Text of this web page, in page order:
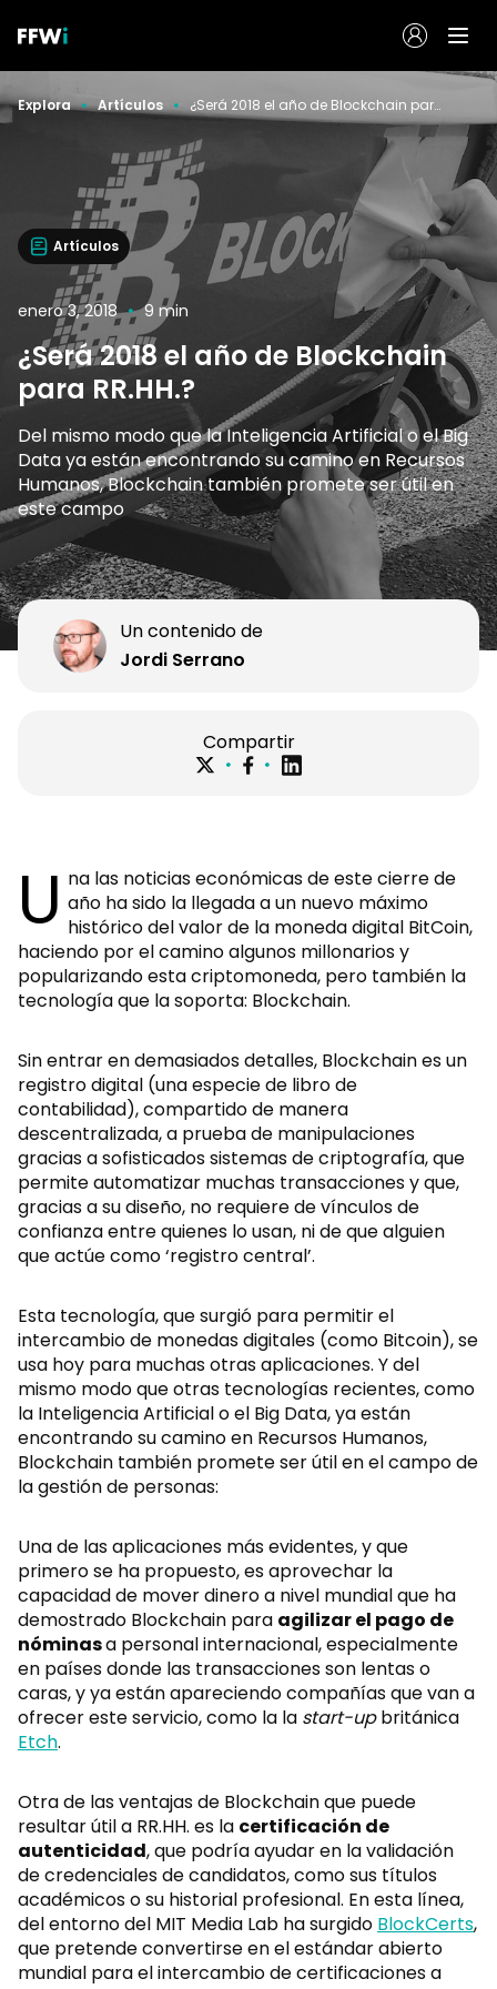
Explora Artículos ¿Será 2018 el año de Blockchain para RR.HH.?
Artículos
enero 3, 2018 9 min
¿Será 2018 el año de Blockchain
para RR.HH.?
Del mismo modo que la Inteligencia Artificial o el Big
Data ya están encontrando su camino en Recursos
Humanos, Blockchain también promete ser útil en
este campo
Un contenido de
Jordi Serrano
Compartir
U na las noticias económicas de este cierre de
año ha sido la llegada a un nuevo máximo
histórico del valor de la moneda digital BitCoin,
haciendo por el camino algunos millonarios y
popularizando esta criptomoneda, pero también la
tecnología que la soporta: Blockchain.
Sin entrar en demasiados detalles, Blockchain es un
registro digital (una especie de libro de
contabilidad), compartido de manera
descentralizada, a prueba de manipulaciones
gracias a sofisticados sistemas de criptografía, que
permite automatizar muchas transacciones y que,
gracias a su diseño, no requiere de vínculos de
confianza entre quienes lo usan, ni de que alguien
que actúe como ‘registro central’.
Esta tecnología, que surgió para permitir el
intercambio de monedas digitales (como Bitcoin), se
usa hoy para muchas otras aplicaciones. Y del
mismo modo que otras tecnologías recientes, como
la Inteligencia Artificial o el Big Data, ya están
encontrando su camino en Recursos Humanos,
Blockchain también promete ser útil en el campo de
la gestión de personas:
Una de las aplicaciones más evidentes, y que
primero se ha propuesto, es aprovechar la
capacidad de mover dinero a nivel mundial que ha
demostrado Blockchain para agilizar el pago de
nóminasa personal internacional, especialmente
en países donde las transacciones son lentas o
caras, y ya están apareciendo compañías que van a
ofrecer este servicio, como la la start-upbritánica
Etch.
Otra de las ventajas de Blockchain que puede
resultar útil a RR.HH. es la certificación de
autenticidad, que podría ayudar en la validación
de credenciales de candidatos, como sus títulos
académicos o su historial profesional. En esta línea,
del entorno del MIT Media Lab ha surgido BlockCerts,
que pretende convertirse en el estándar abierto
mundial para el intercambio de certificaciones a